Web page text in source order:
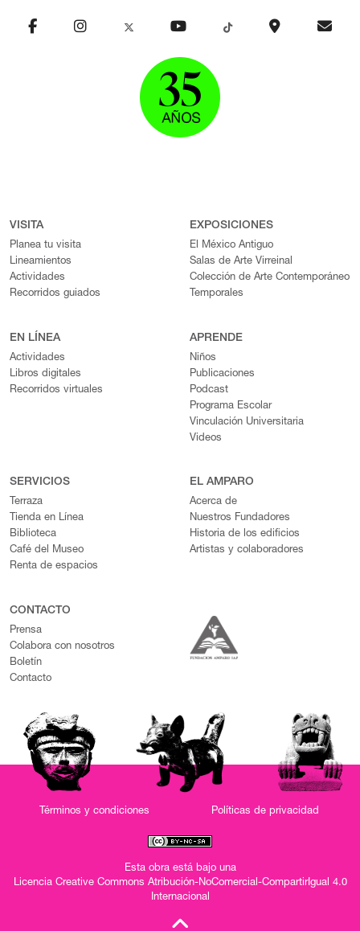
VISITA
Planea tu visita
Lineamientos
Actividades
Recorridos guiados
EXPOSICIONES
El México Antiguo
Salas de Arte Virreinal
Colección de Arte Contemporáneo
Temporales
EN LÍNEA
Actividades
Libros digitales
Recorridos virtuales
APRENDE
Niños
Publicaciones
Podcast
Programa Escolar
Vinculación Universitaria
Videos
SERVICIOS
Terraza
Tienda en Línea
Biblioteca
Café del Museo
Renta de espacios
EL AMPARO
Acerca de
Nuestros Fundadores
Historia de los edificios
Artistas y colaboradores
CONTACTO
Prensa
Colabora con nosotros
Boletín
Contacto
Términos y condiciones Políticas de privacidad
Esta obra está bajo una
Licencia Creative Commons Atribución-NoComercial-CompartirIgual 4.0
Internacional